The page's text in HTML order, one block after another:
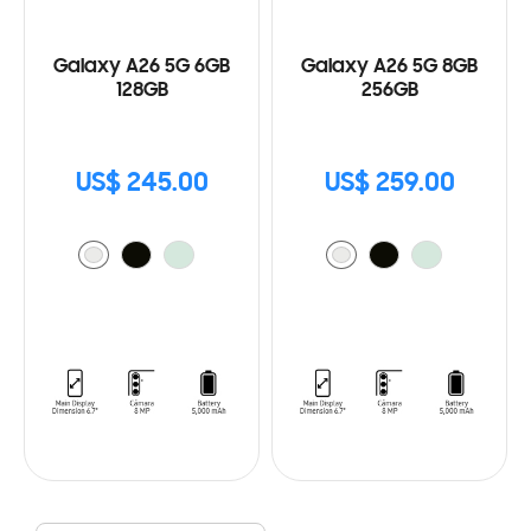
Galaxy A26 5G 6GB
128GB
US$ 245.00
Galaxy A26 5G 8GB
256GB
US$ 259.00